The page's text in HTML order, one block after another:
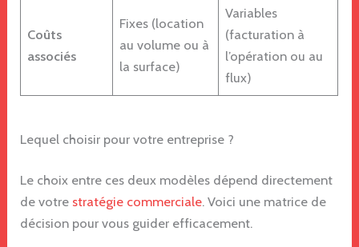
Coûts
associés
Fixes (location
au volume ou à
la surface)
Variables
(facturation à
l’opération ou au
flux)
Lequel choisir pour votre entreprise ?
Le choix entre ces deux modèles dépend directement
de votre stratégie commerciale. Voici une matrice de
décision pour vous guider efficacement.